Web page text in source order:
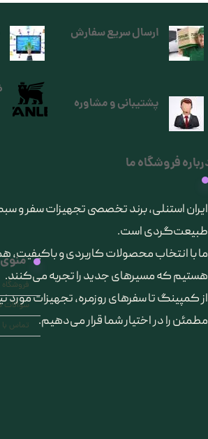
ارسال سریع سفارش
فروشگاه ما
​ایران استنلی، برند تخصصی تجهیزات سفر و
طبیعت‌گردی است.
ما با انتخاب محصولات کاربردی و باکیفیت،
هستیم که مسیرهای جدید را تجربه می‌کنند.
از کمپینگ تا سفرهای روزمره، تجهیزات مورد
مطمئن را در اختیار شما قرار می‌دهیم.
فروشگاه
سوالات
تماس با
پشتیبانی و مشاوره